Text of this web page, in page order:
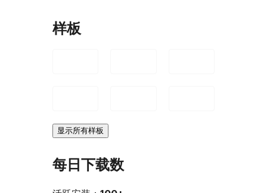
样板
显示所有样板
每日下载数